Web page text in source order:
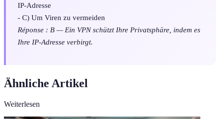
IP-Adresse
- C) Um Viren zu vermeiden
Réponse : B — Ein VPN schützt Ihre Privatsphäre, indem es
Ihre IP-Adresse verbirgt.
Ähnliche Artikel
Weiterlesen